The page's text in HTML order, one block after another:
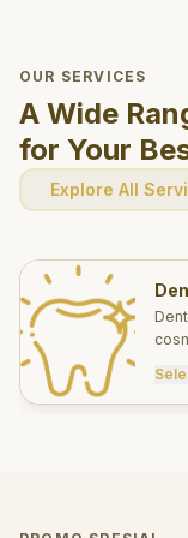
OUR SERVICES
A Wide
for Your
Explore All